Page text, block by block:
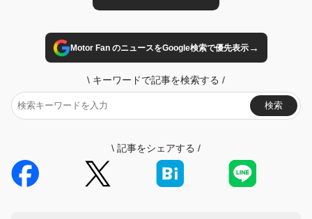
Motor Fan のニュースをGoogle検索で優先表示→
\ キーワードで記事を検索する /
検索
\ 記事をシェアする /